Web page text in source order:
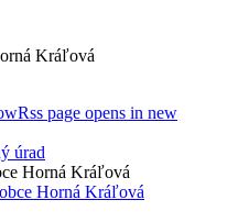
Kráľová
Rss page opens in new
úrad
Horná Kráľová